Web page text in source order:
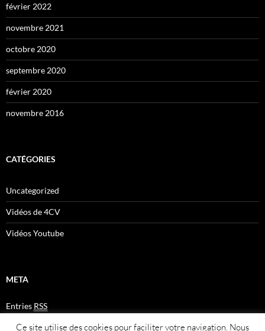
février 2022
novembre 2021
octobre 2020
septembre 2020
février 2020
novembre 2016
CATÉGORIES
Uncategorized
Vidéos de 4CV
Vidéos Youtube
META
Entries RSS
CommentsRSS
Plan du site
Ce site utilise des cookies pour faciliter votre navigation. Nous